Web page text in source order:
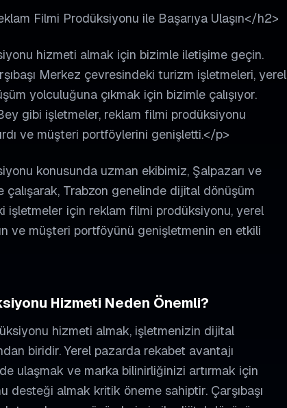
Filmi Prodüksiyonu ile Başarıya Ulaşın</h2>
hizmeti almak için bizimle iletişime geçin.
Merkez çevresindeki turizm işletmeleri, yerel
yolculuğuna çıkmak için bizimle çalışıyor.
gibi işletmeler, reklam filmi prodüksiyonu
ve müşteri portföylerini genişletti.</p>
konusunda uzman ekibimiz, Şalpazarı ve
çalışarak, Trabzon genelinde dijital dönüşüm
işletmeler için reklam filmi prodüksiyonu, yerel
ve müşteri portföyünü genişletmenin en etkili
Hizmeti Neden Önemli?
hizmeti almak, işletmenizin dijital
biridir. Yerel pazarda rekabet avantajı
ulaşmak ve marka bilinirliğinizi artırmak için
desteği almak kritik öneme sahiptir. Çarşıbaşı